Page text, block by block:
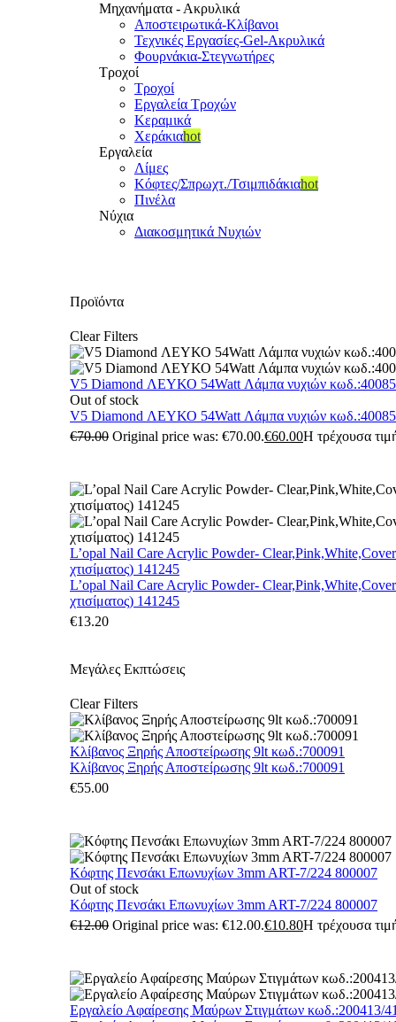
Μηχανήματα - Ακρυλικά
Αποστειρωτικά-Κλίβανοι
Τεχνικές Εργασίες-Gel-Ακρυλικά
Φουρνάκια-Στεγνωτήρες
Τροχοί
Τροχοί
Εργαλεία Τροχών
Κεραμικά
Χεράκιαhot
Εργαλεία
Λίμες
Κόφτες/Σπρωχτ./Τσιμπιδάκιαhot
Πινέλα
Νύχια
Διακοσμητικά Νυχιών
Προϊόντα
Clear Filters
V5 Diamond ΛΕΥΚΟ 54Watt Λάμπα νυχιών
Out of stock
V5 Diamond ΛΕΥΚΟ 54Watt Λάμπα νυχιών
€70.00 Original price was: €70.00.€60.00Η τρέχουσα
L’opal Nail Care Acrylic Powder-
χτισίματος) 141245
L’opal Nail Care Acrylic Powder-
χτισίματος) 141245
€13.20
Μεγάλες Εκπτώσεις
Clear Filters
Κλίβανος Ξηρής Αποστείρωσης 9lt κωδ.:700091
Κλίβανος Ξηρής Αποστείρωσης 9lt κωδ.:700091
€55.00
Κόφτης Πενσάκι Επωνυχίων 3mm ART-7/224 800007
Out of stock
Κόφτης Πενσάκι Επωνυχίων 3mm ART-7/224 800007
€12.00 Original price was: €12.00.€10.80Η τρέχουσα
Εργαλείο Αφαίρεσης Μαύρων Στιγμάτων κωδ.:200413/